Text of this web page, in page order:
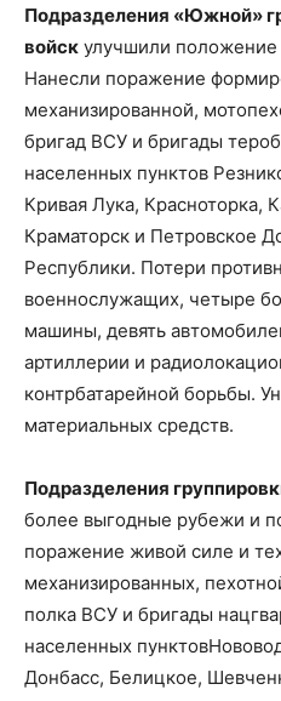
Подразделения «Южной»
войск улучшили
Нанесли поражение
механизированной,
бригад ВСУ и бригады
населенных пунктов
Кривая Лука, Красноторка,
Краматорск и Петровское
Республики. Потери
военнослужащих, четыре
машины, девять
артиллерии и
контрбатарейной борьбы.
материальных средств.
Подразделения
более выгодные рубежи и
поражение живой силе и
механизированных,
полка ВСУ и бригады
населенных
Донбасс, Белицкое,